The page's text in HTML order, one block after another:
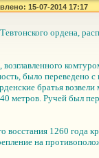
15-07-2014 17:17
ордена,
было переведено
братья
метров. Ручей был
восстания 1260 года
на